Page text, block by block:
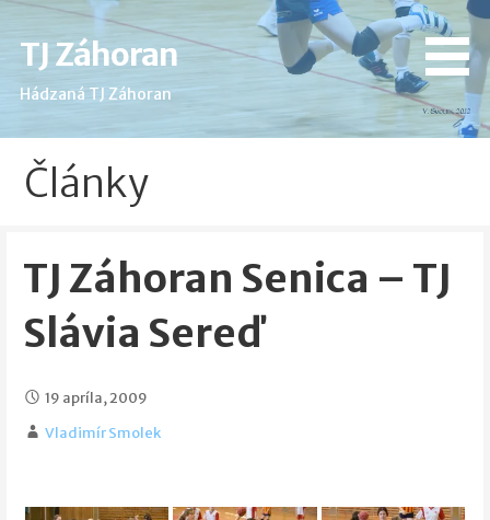
Skip
content
TJ Záhoran
Hádzaná TJ Záhoran
Články
TJ Záhoran Senica – TJ
Slávia Sereď
19 apríla, 2009
Vladimír Smolek